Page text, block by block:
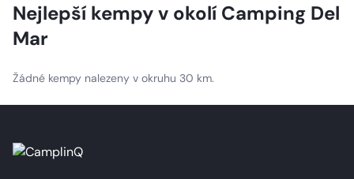
Nejlepší kempy v okolí Camping Del
Mar
Žádné kempy nalezeny v okruhu 30 km.